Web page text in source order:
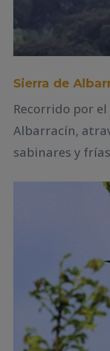
Sierra de
Recorrido por
Albarracín,
sabinares y